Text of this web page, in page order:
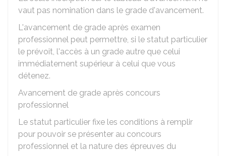
vaut pas nomination dans le grade d'avancement.
L'avancement de grade après examen
professionnel peut permettre, si le statut particulier
le prévoit, l'accès à un grade autre que celui
immédiatement supérieur à celui que vous
détenez.
Avancement de grade après concours
professionnel
Le statut particulier fixe les conditions à remplir
pour pouvoir se présenter au concours
professionnel et la nature des épreuves du